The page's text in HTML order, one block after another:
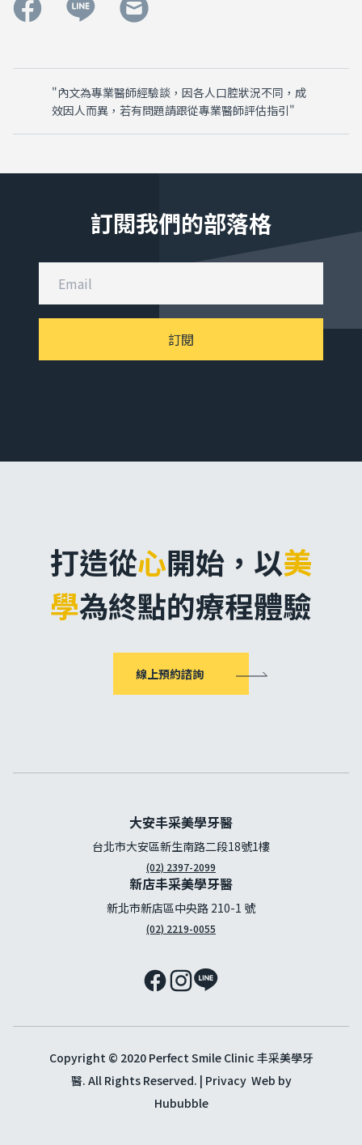
"內文為專業醫師經驗談，因各人口腔狀況不同，成
效因人而異，若有問題請跟從專業醫師評估指引"
訂閱我們的部落格
訂閱
打造從心開始， 以美
學為終點的療程體驗
線上預約諮詢
大安丰采美學牙醫
台北市大安區新生南路二段18號1樓
(02) 2397-2099
新店丰采美學牙醫
新北市新店區中央路 210-1 號
(02) 2219-0055
Copyright © 2020 Perfect Smile Clinic 丰采美學牙
醫. All Rights Reserved. | PrivacyWeb by
Hububble